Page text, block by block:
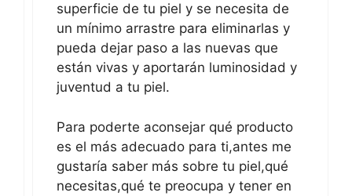
superficie de tu piel y se necesita de
un mínimo arrastre para eliminarlas y
pueda dejar paso a las nuevas que
están vivas y aportarán luminosidad y
juventud a tu piel.
Para poderte aconsejar qué producto
es el más adecuado para ti,antes me
gustaría saber más sobre tu piel,qué
necesitas,qué te preocupa y tener en